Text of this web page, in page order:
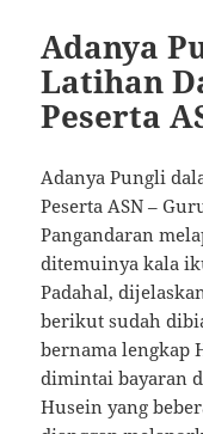
Adanya
Latihan
Peserta
Adanya Pungli
Peserta ASN –
Pangandaran
ditemuinya kala
Padahal,
berikut sudah
bernama lengkap
dimintai bayaran
Husein yang